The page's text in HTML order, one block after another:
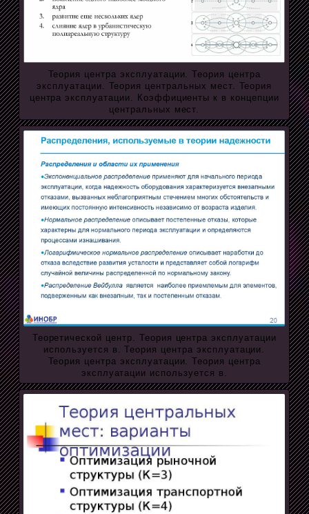
Теория центра эксплуатации. Теория центра
эксплуатации. Теория центральных мест. Теория
центра эксплуатации. Коэффициенты к в концепции
центральных мест.
Теоретической центр. Теория центра эксплуатации
используется в. Теория центра эксплуатации.
Теория центра эксплуатации. Теория центра
эксплуатации используется в.